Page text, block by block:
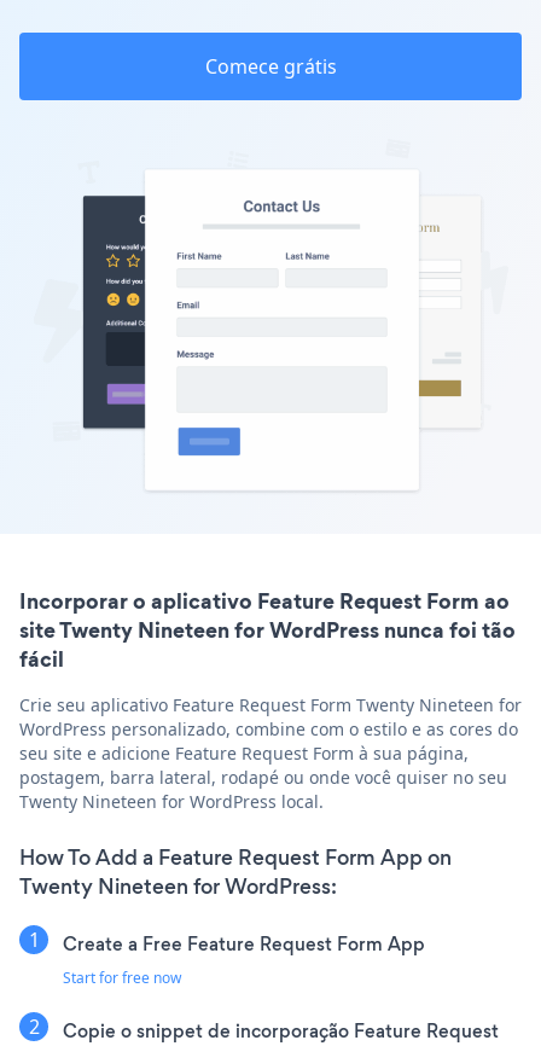
Comece grátis
Incorporar o aplicativo Feature Request Form ao
site Twenty Nineteen for WordPress nunca foi tão
fácil
Crie seu aplicativo Feature Request Form Twenty Nineteen for
WordPress personalizado, combine com o estilo e as cores do
seu site e adicione Feature Request Form à sua página,
postagem, barra lateral, rodapé ou onde você quiser no seu
Twenty Nineteen for WordPress local.
How To Add a Feature Request Form App on
Twenty Nineteen for WordPress:
Create a Free Feature Request Form App
Start for free now
Copie o snippet de incorporação Feature Request